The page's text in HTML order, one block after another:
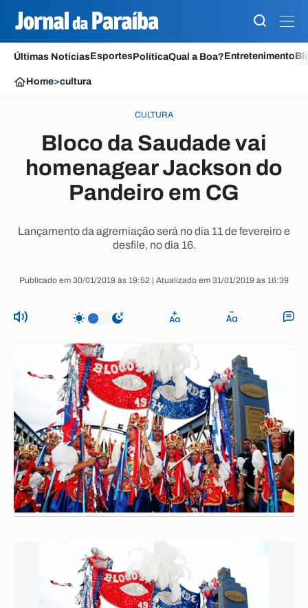
Últimas NotíciasEsportesPolíticaQual a Boa?Entretenimento
Home>cultura
CULTURA
Bloco da Saudade vai
homenagear Jackson do
Pandeiro em CG
Lançamento da agremiação será no dia 11 de fevereiro e
desfile, no dia 16.
Publicado em 30/01/2019 às 19:52 | Atualizado em 31/01/2019 às 16:39